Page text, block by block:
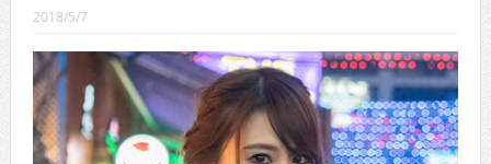
CINEMA×STYLE 289号
CINEMA×STYLE 288号
CINEMA×STYLE 287号
CINEMA×STYLE 286号
2018/5/7